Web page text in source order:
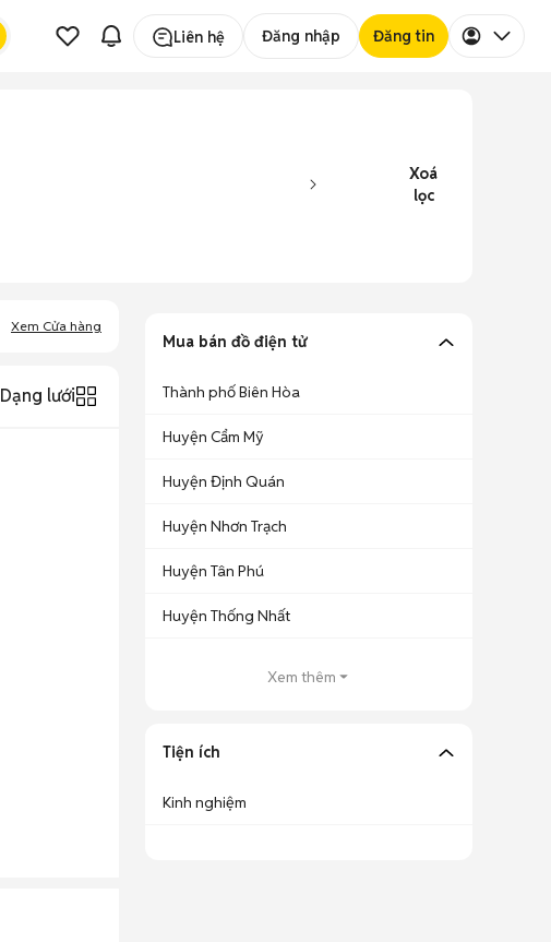
Liên hệ Đăng nhập Đăng tin
Xoá
lọc
Xem Cửa hàng
Dạng lưới
Mua bán đồ điện tử
Thành phố Biên Hòa
Huyện Cẩm Mỹ
Huyện Định Quán
Huyện Nhơn Trạch
Huyện Tân Phú
Huyện Thống Nhất
Xem thêm
Tiện ích
Kinh nghiệm